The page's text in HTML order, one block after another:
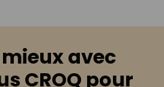
avec
CROQ pour